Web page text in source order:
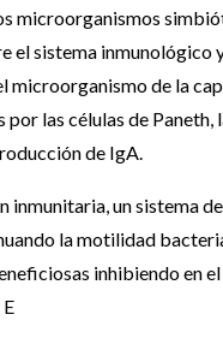
microorganismos
el sistema inmunológico
microorganismo de la
las células de
de IgA.
un sistema
la motilidad
inhibiendo en